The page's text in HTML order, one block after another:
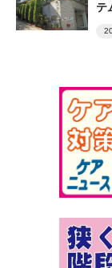
テ